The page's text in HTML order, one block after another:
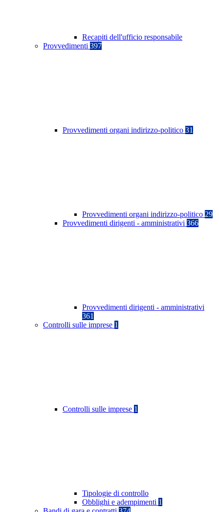
Recapiti dell'ufficio responsabile
Provvedimenti 397
Provvedimenti organi indirizzo-politico 31
Provvedimenti organi indirizzo-politico 29
Provvedimenti dirigenti - amministrativi 366
Provvedimenti dirigenti - amministrativi
361
Controlli sulle imprese 1
Controlli sulle imprese 1
Tipologie di controllo
Obblighi e adempimenti 1